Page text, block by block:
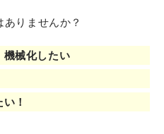
りませんか？
機械化したい
！